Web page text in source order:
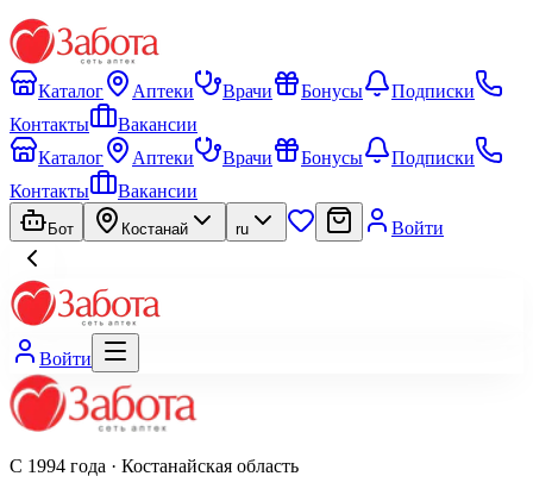
Каталог Аптеки Врачи Бонусы
Подписки
Контакты
Вакансии
Каталог
Аптеки Врачи Бонусы
Подписки
Контакты
Вакансии
Бот Костанай ru Войти
Войти
С 1994 года · Костанайская область